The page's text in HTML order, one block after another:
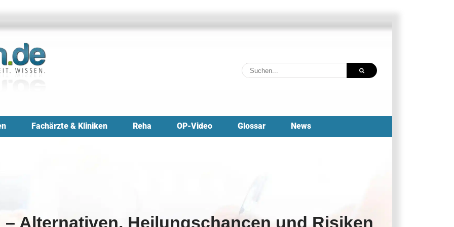
Suche
nach:
Fachärzte & Kliniken Reha OP-Video Glossar News
Alternativen, Heilungschancen und Risiken